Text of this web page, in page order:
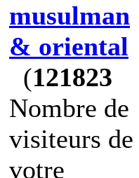
musulman
& oriental
(121823
Nombre de
visiteurs de
votre